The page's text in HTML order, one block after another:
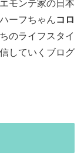
モンテ家の日本
ハーフちゃんコロ
のライフスタイ
していくブログ